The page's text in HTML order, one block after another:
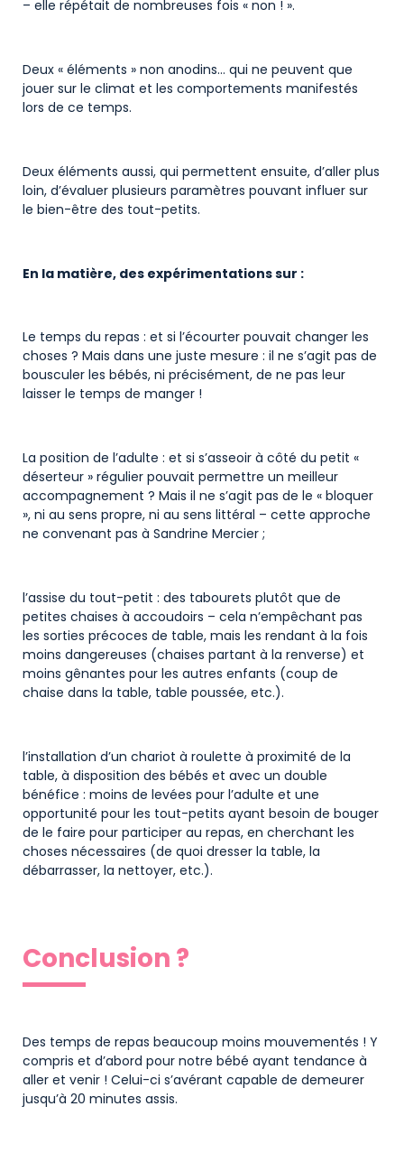
– elle répétait de nombreuses fois « non ! ».
Deux « éléments » non anodins… qui ne peuvent que
jouer sur le climat et les comportements manifestés
lors de ce temps.
Deux éléments aussi, qui permettent ensuite, d’aller plus
loin, d’évaluer plusieurs paramètres pouvant influer sur
le bien-être des tout-petits.
En la matière, des expérimentations sur :
Le temps du repas : et si l’écourter pouvait changer les
choses ? Mais dans une juste mesure : il ne s’agit pas de
bousculer les bébés, ni précisément, de ne pas leur
laisser le temps de manger !
La position de l’adulte : et si s’asseoir à côté du petit «
déserteur » régulier pouvait permettre un meilleur
accompagnement ? Mais il ne s’agit pas de le « bloquer
», ni au sens propre, ni au sens littéral – cette approche
ne convenant pas à Sandrine Mercier ;
l’assise du tout-petit : des tabourets plutôt que de
petites chaises à accoudoirs – cela n’empêchant pas
les sorties précoces de table, mais les rendant à la fois
moins dangereuses (chaises partant à la renverse) et
moins gênantes pour les autres enfants (coup de
chaise dans la table, table poussée, etc.).
l’installation d’un chariot à roulette à proximité de la
table, à disposition des bébés et avec un double
bénéfice : moins de levées pour l’adulte et une
opportunité pour les tout-petits ayant besoin de bouger
de le faire pour participer au repas, en cherchant les
choses nécessaires (de quoi dresser la table, la
débarrasser, la nettoyer, etc.).
Conclusion ?
Des temps de repas beaucoup moins mouvementés ! Y
compris et d’abord pour notre bébé ayant tendance à
aller et venir ! Celui-ci s’avérant capable de demeurer
jusqu’à 20 minutes assis.